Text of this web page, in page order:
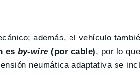
además, el vehículo
esby-wire(por cable), por lo
neumática adaptativa se